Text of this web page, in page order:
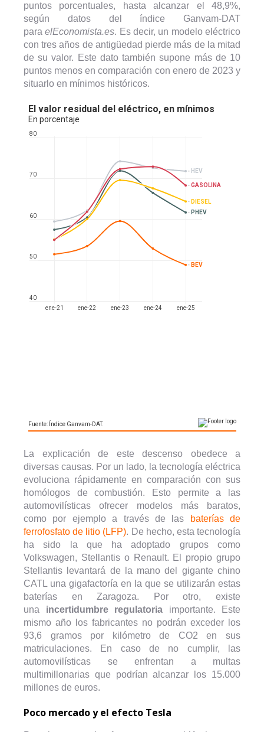
puntos porcentuales, hasta alcanzar el 48,9%,
según datos del índice Ganvam-DAT
paraelEconomista.es. Es decir, un modelo eléctrico
con tres años de antigüedad pierde más de la mitad
de su valor. Este dato también supone más de 10
puntos menos en comparación con enero de 2023 y
situarlo en mínimos históricos.
La explicación de este descenso obedece a
diversas causas. Por un lado, la tecnología eléctrica
evoluciona rápidamente en comparación con sus
homólogos de combustión. Esto permite a las
automovilísticas ofrecer modelos más baratos,
como por ejemplo a través de las
baterías de
ferrofosfato de litio (LFP). De hecho, esta tecnología
ha sido la que ha adoptado grupos como
Volkswagen, Stellantis o Renault. El propio grupo
Stellantis levantará de la mano del gigante chino
CATL una gigafactoría en la que se utilizarán estas
baterías en Zaragoza. Por otro, existe
una incertidumbre regulatoria importante. Este
mismo año los fabricantes no podrán exceder los
93,6 gramos por kilómetro de CO2 en sus
matriculaciones. En caso de no cumplir, las
automovilísticas se enfrentan a multas
multimillonarias que podrían alcanzar los 15.000
millones de euros.
Poco mercado y el efecto Tesla